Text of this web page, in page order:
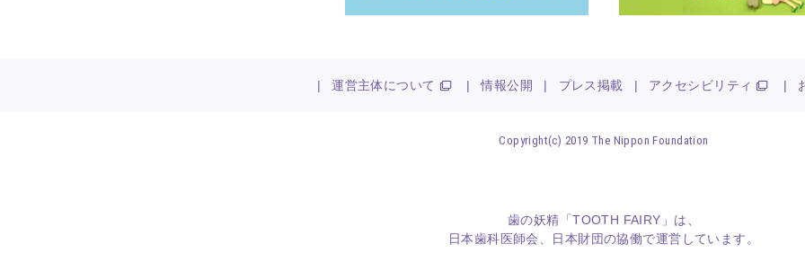
| 運営主体について | 情報公開 | プレス掲載 | アクセシビリティ |
Copyright(c) 2019 The Nippon Foundation
歯の妖精「TOOTH FAIRY」は、
日本歯科医師会
日本財団の協働で運営しています。